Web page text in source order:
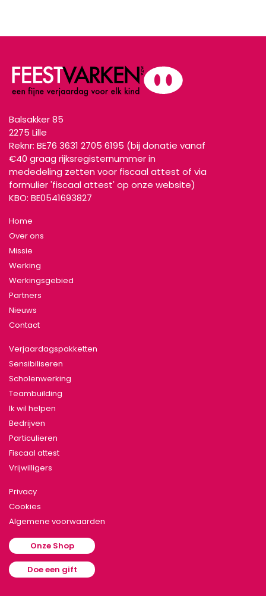
Balsakker 85
2275 Lille
Reknr: BE76 3631 2705 6195 (bij donatie vanaf
€40 graag rijksregisternummer in
mededeling zetten voor fiscaal attest of via
formulier 'fiscaal attest' op onze website)
KBO: BE0541693827
Home
Over ons
Missie
Werking
Werkingsgebied
Partners
Nieuws
Contact
Verjaardagspakketten
Sensibiliseren
Scholenwerking
Teambuilding
Ik wil helpen
Bedrijven
Particulieren
Fiscaal attest
Vrijwilligers
Privacy
Cookies
Algemene voorwaarden
Onze Shop
Doe een gift